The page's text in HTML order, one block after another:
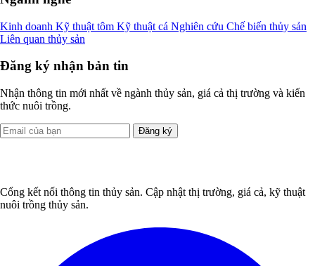
Kinh doanh Kỹ thuật tôm Kỹ thuật cá Nghiên cứu Chế biến thủy sản
Liên quan thủy sản
Đăng ký nhận bản tin
Nhận thông tin mới nhất về ngành thủy sản, giá cả thị trường và kiến
thức nuôi trồng.
Đăng ký
Cổng kết nối thông tin thủy sản. Cập nhật thị trường, giá cả, kỹ thuật
nuôi trồng thủy sản.